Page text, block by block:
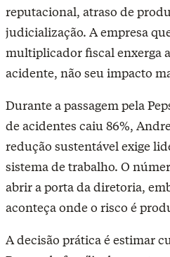
reputacional, atraso de
judicialização. A empresa
multiplicador fiscal enxerga
acidente, não seu impacto
Durante a passagem pela
de acidentes caiu 86%,
redução sustentável exige
sistema de trabalho. O
abrir a porta da diretoria,
aconteça onde o risco é
A decisão prática é estimar